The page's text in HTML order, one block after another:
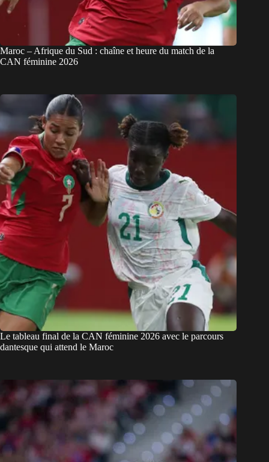
Maroc – Afrique du Sud : chaîne et heure du match de la
CAN féminine 2026
Le tableau final de la CAN féminine 2026 avec le parcours
dantesque qui attend le Maroc